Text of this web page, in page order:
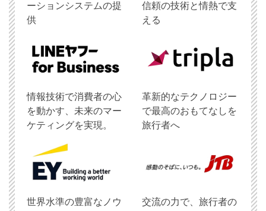
ーションシステムの提
供
信頼の技術と情熱で支
える
情報技術で消費者の心
を動かす、未来のマー
ケティングを実現。
革新的なテクノロジー
で最高のおもてなしを
旅行者へ
世界水準の豊富なノウ
交流の力で、旅行者の